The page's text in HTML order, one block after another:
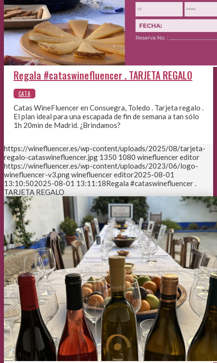
Regala #cataswinefluencer . TARJETA REGALO
Catas WineFluencer en Consuegra, Toledo . Tarjeta regalo .
El plan ideal para una escapada de fin de semana a tan sólo
1h 20min de Madrid. ¿Brindamos?
https://winefluencer.es/wp-content/uploads/2025/08/tarjeta-
regalo-cataswinefluencer.jpg 1350 1080 winefluencer editor
https://winefluencer.es/wp-content/uploads/2023/06/logo-
winefluencer-v3.pngwinefluencer editor2025-08-01
13:10:502025-08-01 13:11:18Regala #cataswinefluencer .
TARJETA REGALO